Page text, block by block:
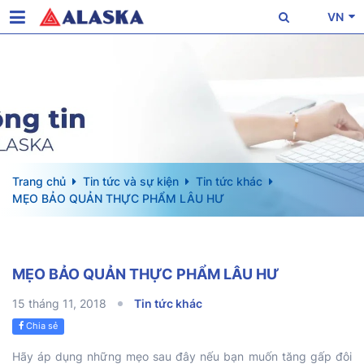
VN
Trang chủ Tin tức và sự kiện
Tin tức khác
MẸO BẢO QUẢN THỰC PHẨM LÂU HƯ
MẸO BẢO QUẢN THỰC PHẨM LÂU HƯ
15 tháng 11, 2018 Tin tức khác
Chia sẻ
Hãy áp dụng những mẹo sau đây nếu bạn muốn tăng gấp đôi